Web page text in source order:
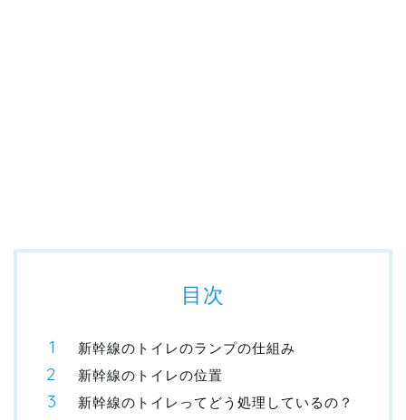
目次
新幹線のトイレのランプの仕組み
新幹線のトイレの位置
新幹線のトイレってどう処理しているの？